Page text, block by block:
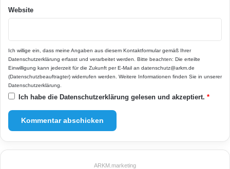
Website
Ich willige ein, dass meine Angaben aus diesem Kontaktformular gemäß Ihrer
Datenschutzerklärung erfasst und verarbeitet werden. Bitte beachten: Die erteilte
Einwilligung kann jederzeit für die Zukunft per E-Mail an datenschutz@arkm.de
(Datenschutzbeauftragter) widerrufen werden. Weitere Informationen finden Sie in unserer
Datenschutzerklärung
Ich habe die Datenschutzerklärung gelesen und akzeptiert. *
ARKM.marketing